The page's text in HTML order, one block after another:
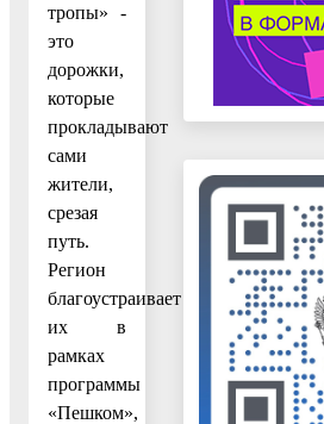
тропы» -
это
дорожки,
которые
прокладывают
сами
жители,
срезая
путь.
Регион
благоустраивает
их в
рамках
программы
«Пешком»,